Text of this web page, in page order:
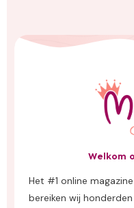
Welkom
Het #1 online
bereiken wij